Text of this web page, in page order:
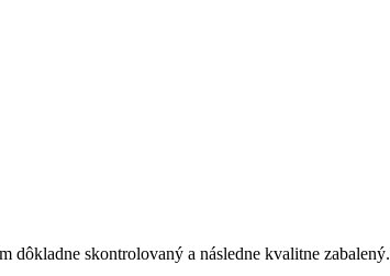
dôkladne skontrolovaný a následne kvalitne zabalený.